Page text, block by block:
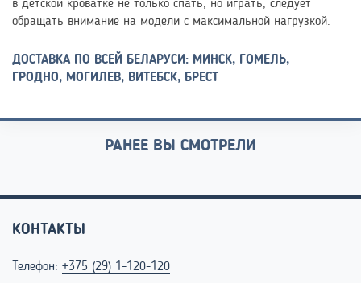
в детской кроватке не только спать, но играть, следует
обращать внимание на модели с максимальной нагрузкой.
ДОСТАВКА ПО ВСЕЙ БЕЛАРУСИ: МИНСК, ГОМЕЛЬ,
ГРОДНО, МОГИЛЕВ, ВИТЕБСК, БРЕСТ
РАНЕЕ ВЫ СМОТРЕЛИ
КОНТАКТЫ
Телефон: +375 (29) 1-120-120